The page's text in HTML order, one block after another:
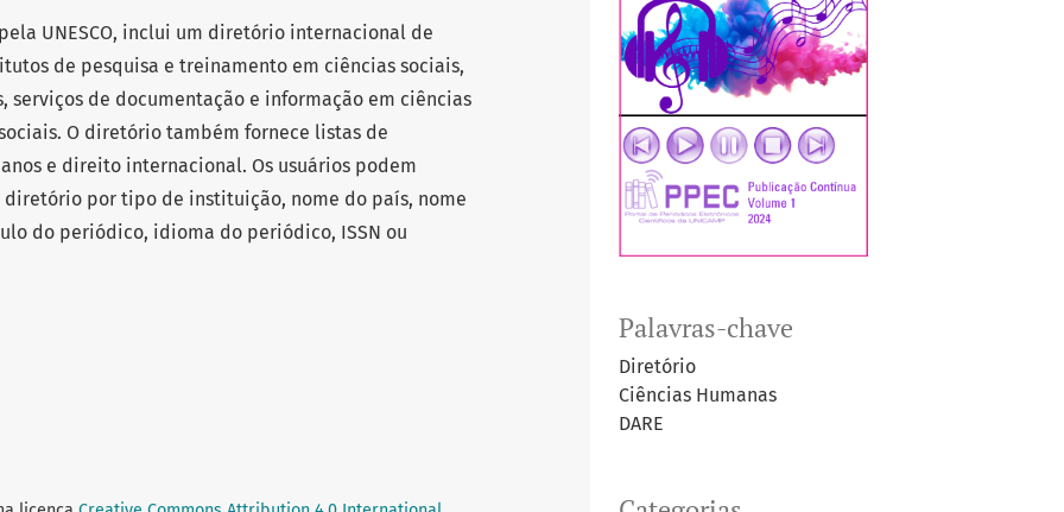
Palavras-chave
Diretório
Ciências Humanas
DARE
UNESCO, inclui um diretório internacional de
de pesquisa e treinamento em ciências sociais,
serviços de documentação e informação em ciências
O diretório também fornece listas de
e direito internacional. Os usuários podem
diretório por tipo de instituição, nome do país, nome
do periódico, idioma do periódico, ISSN ou